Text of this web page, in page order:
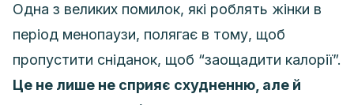
Одна з великих помилок, які роблять жінки в
період менопаузи, полягає в тому, щоб
пропустити сніданок, щоб “заощадити калорії”.
Це не лише не сприяє схудненню, але й